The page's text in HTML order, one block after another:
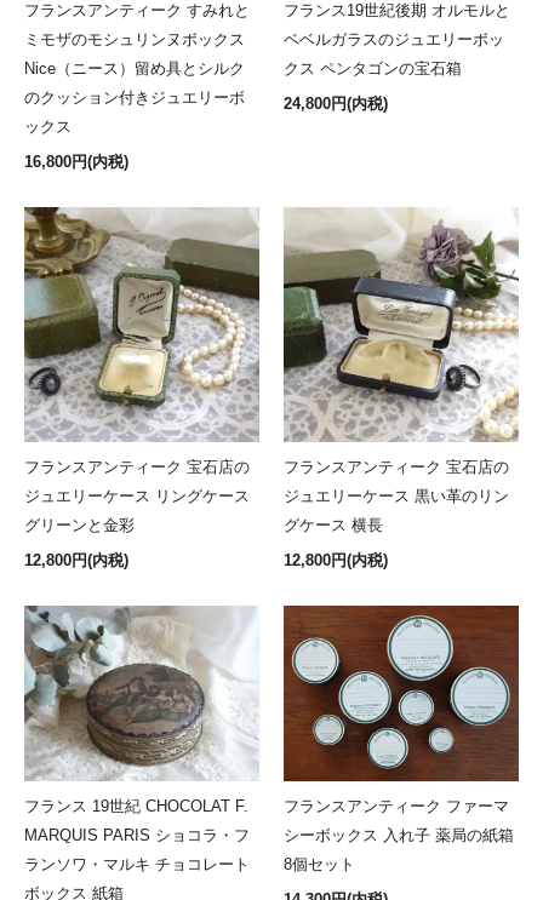
フランスアンティーク すみれと
ミモザのモシュリンヌボックス
Nice（ニース）留め具とシルク
のクッション付きジュエリーボ
ックス
16,800円(内税)
フランス19世紀後期 オルモルと
ベベルガラスのジュエリーボッ
クス ペンタゴンの宝石箱
24,800円(内税)
フランスアンティーク 宝石店の
ジュエリーケース リングケース
グリーンと金彩
12,800円(内税)
フランスアンティーク 宝石店の
ジュエリーケース 黒い革のリン
グケース 横長
12,800円(内税)
フランス 19世紀 CHOCOLAT F.
MARQUIS PARIS ショコラ・フ
ランソワ・マルキ チョコレート
ボックス 紙箱
フランスアンティーク ファーマ
シーボックス 入れ子 薬局の紙箱
8個セット